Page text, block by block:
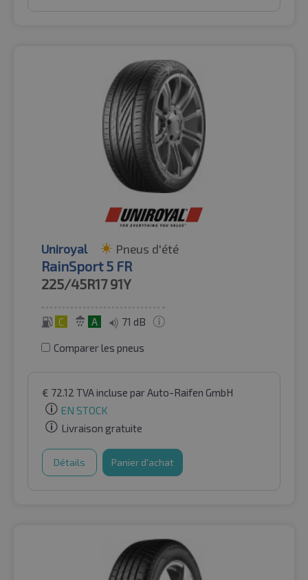
Uniroyal Pneus d'été
RainSport 5 FR
225/45R17 91Y
C A 71 dB
Comparer les pneus
€ 72.12 TVA incluse par Auto-Raifen GmbH
EN STOCK
Livraison gratuite
Détails Panier d'achat